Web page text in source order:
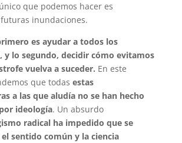
que podemos hacer es
inundaciones.
es ayudar a todos los
y lo segundo, decidir cómo evitamos
vuelva a suceder. En este
que todas estas
a las que aludía no se han hecho
ideología. Un absurdo
radical ha impedido que se
sentido común y la ciencia